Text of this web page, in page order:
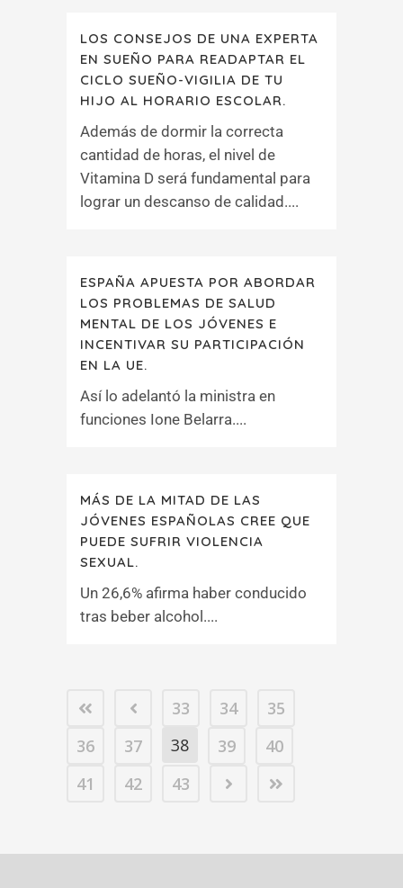
LOS CONSEJOS DE UNA EXPERTA
EN SUEÑO PARA READAPTAR EL
CICLO SUEÑO-VIGILIA DE TU
HIJO AL HORARIO ESCOLAR.
Además de dormir la correcta
cantidad de horas, el nivel de
Vitamina D será fundamental para
lograr un descanso de calidad....
ESPAÑA APUESTA POR ABORDAR
LOS PROBLEMAS DE SALUD
MENTAL DE LOS JÓVENES E
INCENTIVAR SU PARTICIPACIÓN
EN LA UE.
Así lo adelantó la ministra en
funciones Ione Belarra....
MÁS DE LA MITAD DE LAS
JÓVENES ESPAÑOLAS CREE QUE
PUEDE SUFRIR VIOLENCIA
SEXUAL.
Un 26,6% afirma haber conducido
tras beber alcohol....
33 34
35
36
37 38 39
40
41
42 43